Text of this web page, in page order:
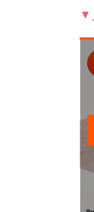
▼